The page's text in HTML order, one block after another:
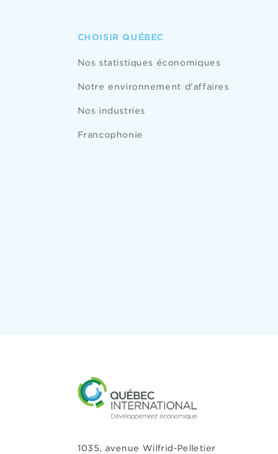
CHOISIR QUÉBEC
Nos statistiques économiques
Notre environnement d'affaires
Nos industries
Francophonie
1035, avenue Wilfrid-Pelletier